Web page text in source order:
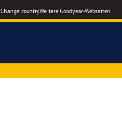
Change countryWeitere Goodyear-Webseiten